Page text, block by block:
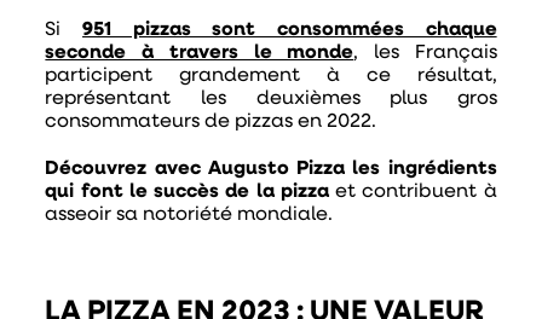
Si951 pizzas sont consommées chaque
seconde à travers le monde, les Français
participent grandement à ce résultat,
représentant les deuxièmes plus gros
consommateurs de pizzas en 2022.
Découvrez avec Augusto Pizza les ingrédients
qui font le succès de la pizzaet contribuent à
asseoir sa notoriété mondiale.
LA PIZZA EN 2023 : UNE VALEUR